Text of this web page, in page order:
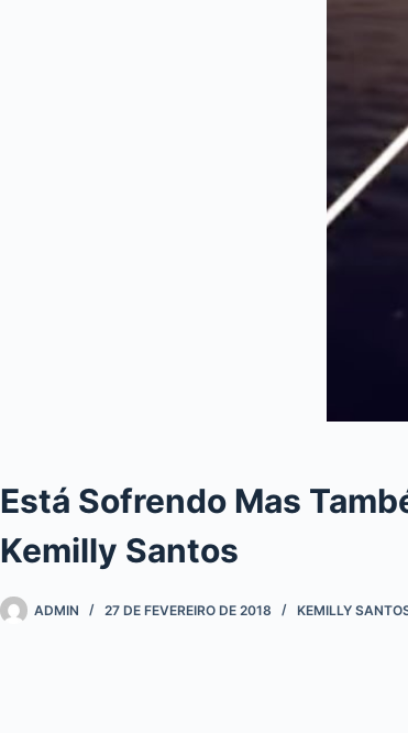
Está Sofrendo Mas
Kemilly Santos
ADMIN 27 DE FEVEREIRO DE 2018 KEMILLY